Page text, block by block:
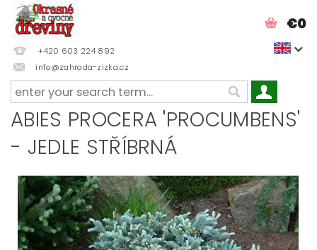
+420 603 224 892
info@zahrada-zizka.cz
€0
ABIES PROCERA 'PROCUMBENS'
- JEDLE STŘÍBRNÁ